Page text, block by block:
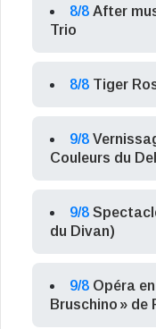
8/8 After
Trio
8/8 Tiger
9/8
Couleurs du
9/8
du Divan)
9/8 Opéra
Bruschino » de